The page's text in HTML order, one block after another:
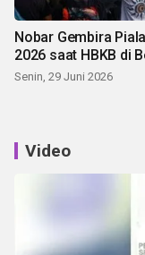
Nobar Gembira
2026 saat HBKB di
Senin, 29 Juni 2026
Video